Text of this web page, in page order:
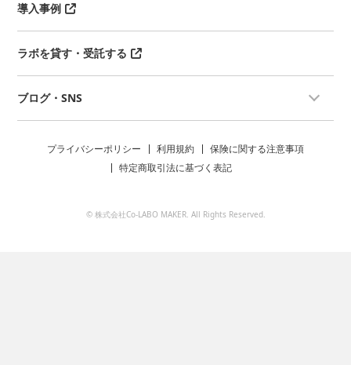
導入事例
ラボを貸す・受託する
ブログ・SNS
プライバシーポリシー 利用規約
保険に関する注意事項
特定商取引法に基づく表記
© 株式会社Co-LABO MAKER. All Rights Reserved.